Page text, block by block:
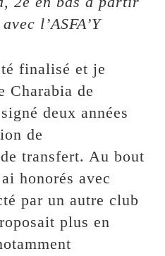
l’ASFA’Y
finalisé et je
Charabia de
deux années
de
transfert. Au bout
honorés avec
par un autre club
plus en